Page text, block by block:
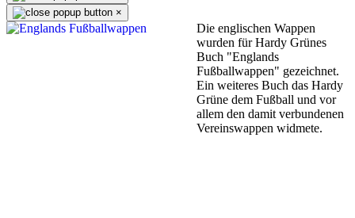
×
Die englischen Wappen
wurden für Hardy Grünes
Buch "Englands
Fußballwappen" gezeichnet.
Ein weiteres Buch das Hardy
Grüne dem Fußball und vor
allem den damit verbundenen
Vereinswappen widmete.